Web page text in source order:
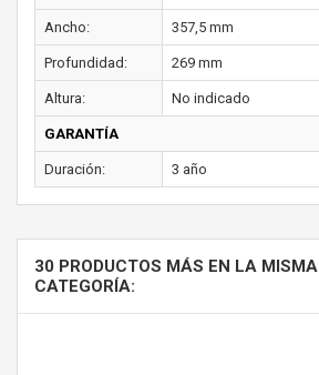
Ancho: 357,5 mm
Profundidad: 269 mm
Altura: No indicado
GARANTÍA
Duración: 3 año
30 PRODUCTOS MÁS EN LA MISMA
CATEGORÍA: